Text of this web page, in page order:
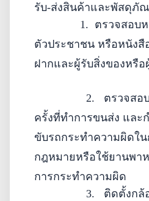
รับ-ส่งสินค้าและพัสดุภั
1. ตรวจสอบ
ตัวประชาชน หรือหนังสื
ฝากและผู้รับสิ่งของหรื
2. ตรวจสอ
ครั้งที่ทำการขนส่ง และ
ขับรถกระทำความผิดใ
กฎหมายหรือใช้ยานพา
การกระทำความผิด
3.
ติดตั้งกล้